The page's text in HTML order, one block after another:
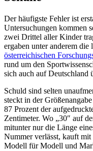
Der häufigste Fehler ist
Untersuchungen kommen
zwei Drittel aller Kinder
ergaben unter anderem
österreichischen
rund um den
sich auch auf Deutschland
Schuld sind selten
steckt in der
87 Prozent der
Zentimeter. Wo „30″ auf
mitunter nur die Länge
Nummer verlässt, kauft
Modell für Modell und